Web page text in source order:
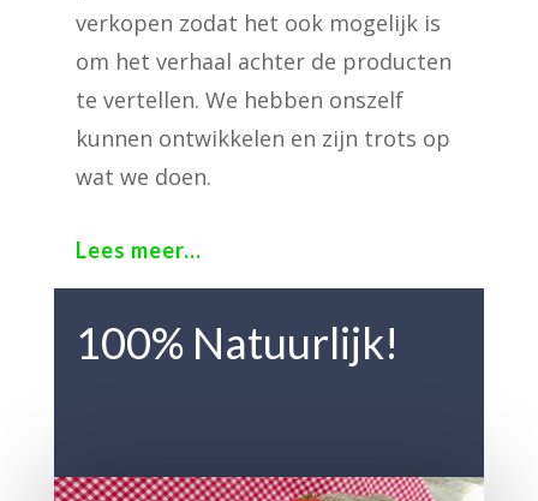
verkopen zodat het ook mogelijk is
om het verhaal achter de producten
te vertellen. We hebben onszelf
kunnen ontwikkelen en zijn trots op
wat we doen.
Lees meer...
100% Natuurlijk!